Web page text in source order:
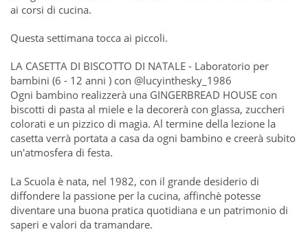
ai corsi di cucina.
Questa settimana tocca ai piccoli.
LA CASETTA DI BISCOTTO DI NATALE - Laboratorio per
bambini (6 - 12 anni ) con @lucyinthesky_1986
Ogni bambino realizzerà una GINGERBREAD HOUSE con
biscotti di pasta al miele e la decorerà con glassa, zuccheri
colorati e un pizzico di magia. Al termine della lezione la
casetta verrà portata a casa da ogni bambino e creerà subito
un'atmosfera di festa.
La Scuola è nata, nel 1982, con il grande desiderio di
diffondere la passione per la cucina, affinchè potesse
diventare una buona pratica quotidiana e un patrimonio di
saperi e valori da tramandare.